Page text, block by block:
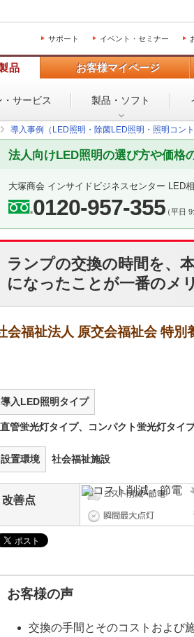
サポート イベント・セミナー
品 お客様マイページ
サービス 製品・ソフト
導入事例（LED照明・除菌LED照明・照明コント
法人向けLED照明の選び方や価格
大塚商会 インサイドビジネスセンター LED
0120-957-355（平日
ランプの交換の時間を、
になったことが一番のメ
会福祉法人 原交会福祉会 特別
導入LED照明タイプ
直管蛍光灯タイプ、コンパクト蛍光灯タイ
設置環境 社会福祉施設
改善点
お客様の声
交換の手間とそのコストおよび